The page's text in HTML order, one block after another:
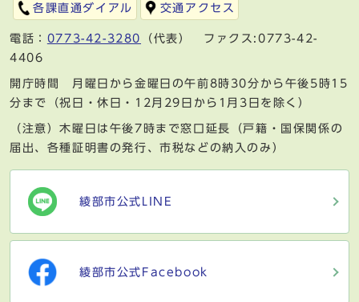
各課直通ダイアル
交通アクセス
電話： 0773-42-3280
（代表） ファクス:0773-42-
4406
開庁時間 月曜日から金曜日の午前8時30分から午後5時15
分まで（祝日・休日・12月29日から1月3日を除く）
（注意）木曜日は午後7時まで窓口延長（戸籍・国保関係の
届出、各種証明書の発行、市税などの納入のみ）
綾部市公式LINE
綾部市公式Facebook